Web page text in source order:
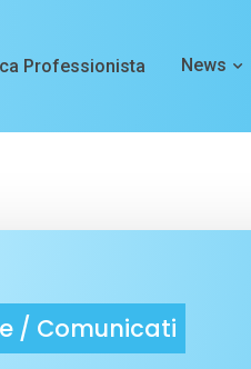
Professionista News
/ Comunicati